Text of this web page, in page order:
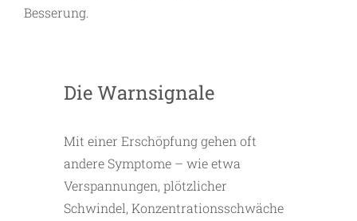
Besserung.
Die Warnsignale
Mit einer Erschöpfung gehen oft
andere Symptome – wie etwa
Verspannungen, plötzlicher
Schwindel, Konzentrationsschwäche